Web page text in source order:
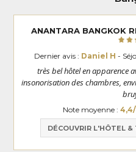
ANANTARA BANGKOK
Dernier avis : Daniel H -
très bel hôtel en apparence
insonorisation des chambres,
Note moyenne :
DÉCOUVRIR L'HÔTEL